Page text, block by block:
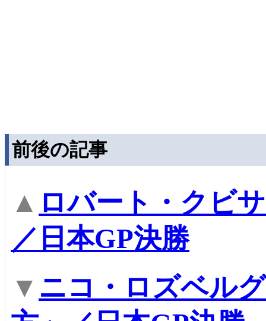
前後の記事
▲ ロバート・クビ
／日本GP決勝
▼ ニコ・ロズベル